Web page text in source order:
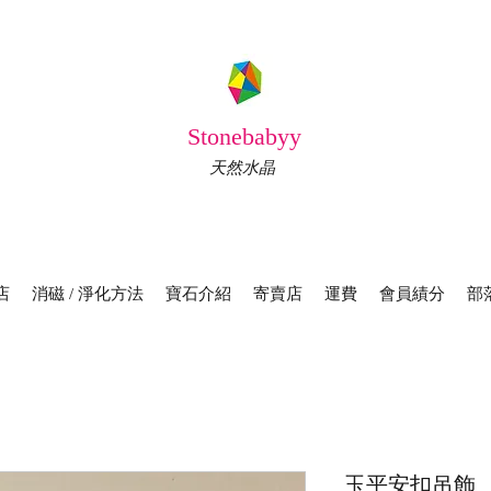
Stonebabyy
天然水晶
消磁 / 淨化方法 寶石介紹 寄賣店 運費 會員績分 部
玉平安扣吊飾